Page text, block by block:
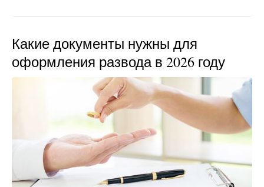
Какие документы нужны для
оформления развода в 2026 году